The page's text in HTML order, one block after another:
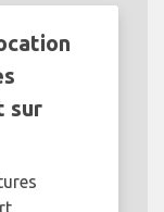
sur